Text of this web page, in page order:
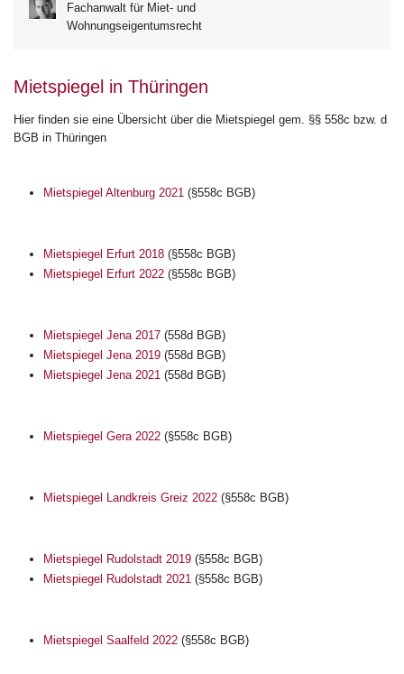
Fachanwalt für Miet- und
Wohnungseigentumsrecht
Mietspiegel in Thüringen
Hier finden sie eine Übersicht über die Mietspiegel gem. §§ 558c bzw. d
BGB in Thüringen
Mietspiegel Altenburg 2021 (§558c BGB)
Mietspiegel Erfurt 2018(§558c BGB)
Mietspiegel Erfurt 2022(§558c BGB)
Mietspiegel Jena 2017(558d BGB)
Mietspiegel Jena 2019(558d BGB)
Mietspiegel Jena 2021 (558d BGB)
Mietspiegel Gera 2022(§558c BGB)
Mietspiegel Landkreis Greiz 2022(§558c BGB)
Mietspiegel Rudolstadt 2019(§558c BGB)
Mietspiegel Rudolstadt 2021 (§558c BGB)
Mietspiegel Saalfeld 2022(§558c BGB)